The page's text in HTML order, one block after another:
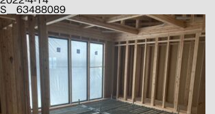
S__63488089